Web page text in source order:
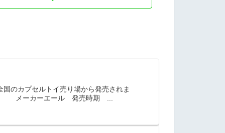
のカプセルトイ売り場から発売されま
ーエール 発売時期 ...